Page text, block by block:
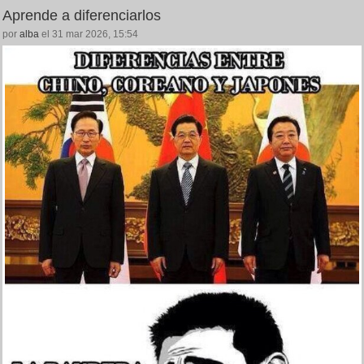
Aprende a diferenciarlos
por alba el 31 mar 2026, 15:54